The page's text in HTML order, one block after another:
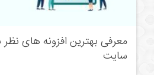
معرفی بهترین افزونه های
سایت